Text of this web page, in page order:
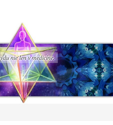
nie len v medicíne.